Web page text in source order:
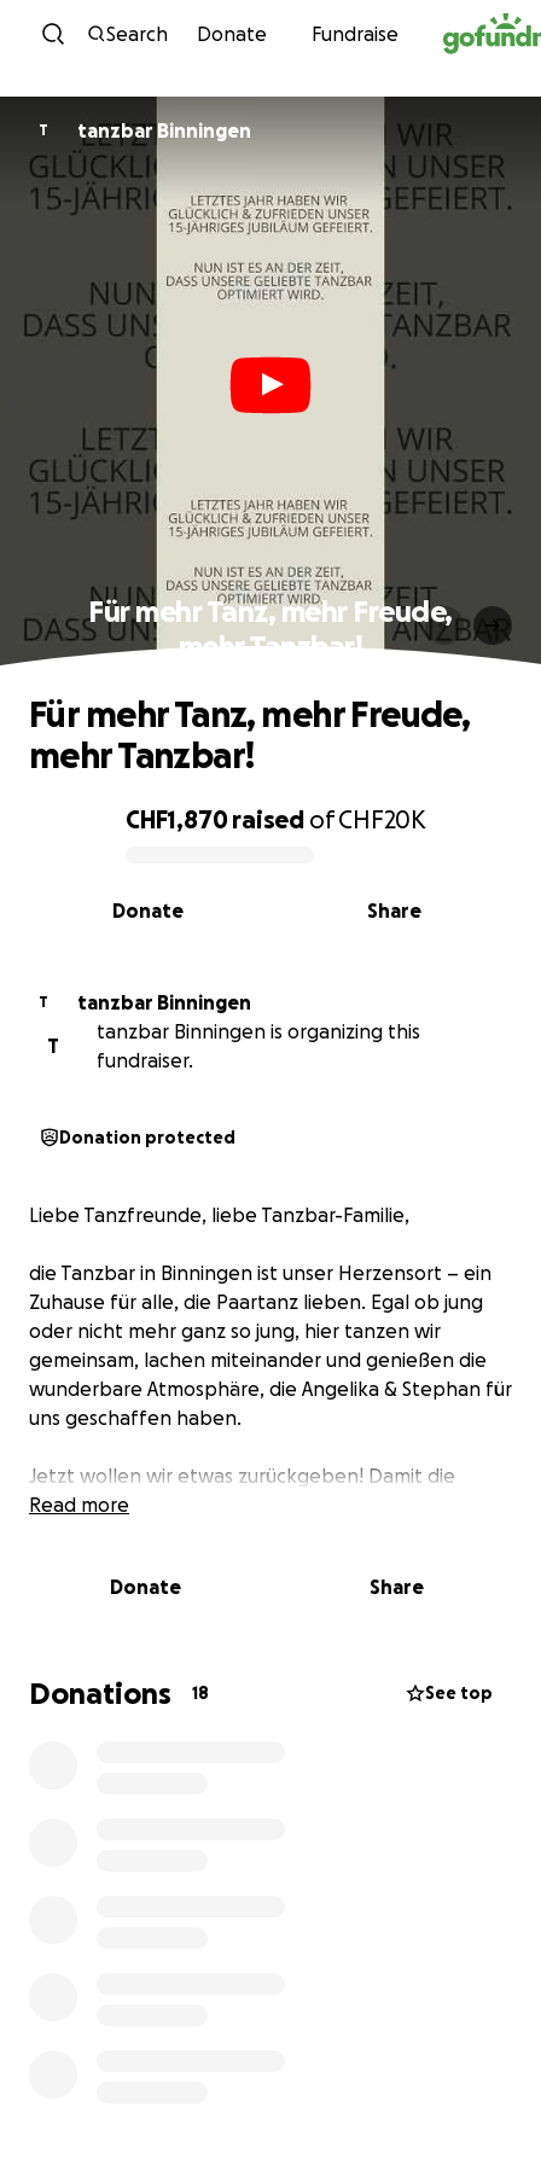
Skip to content
Search Donate Fundraise
T tanzbar Binningen
Für mehr Tanz, mehr Freude,
mehr Tanzbar!
0% complete
CHF1,870 raised ofCHF20K
Share
Donate
Für mehr Tanz, mehr Freude,
mehr Tanzbar!
T
tanzbar Binningen
T
tanzbar Binningen is organizing this
fundraiser.
Donation protected
Liebe Tanzfreunde, liebe Tanzbar-Familie,
die Tanzbar in Binningen ist unser Herzensort – ein
Zuhause für alle, die Paartanz lieben. Egal ob jung
oder nicht mehr ganz so jung, hier tanzen wir
gemeinsam, lachen miteinander und genießen die
wunderbare Atmosphäre, die Angelika & Stephan für
uns geschaffen haben.
Jetzt wollen wir etwas zurückgeben! Damit die
Tanzbar noch besser wird, brauchen wir eine
Tanzbegeisterte in den Genuss kommen, hier das
Doch das ist nicht alles:
Read more
Donate Share
Donations 18 See top